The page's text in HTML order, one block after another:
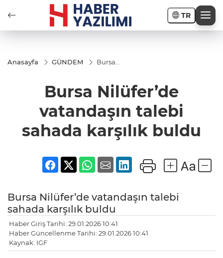
TR
Anasayfa GÜNDEM
Bursa
talebi
sahada
buldu
Bursa Nilüfer’de
vatandaşın talebi
sahada karşılık buldu
Bursa Nilüfer’de vatandaşın talebi
sahada karşılık buldu
Haber Giriş Tarihi: 29.01.2026 10:41
Haber Güncellenme Tarihi: 29.01.2026 10:41
Kaynak: IGF